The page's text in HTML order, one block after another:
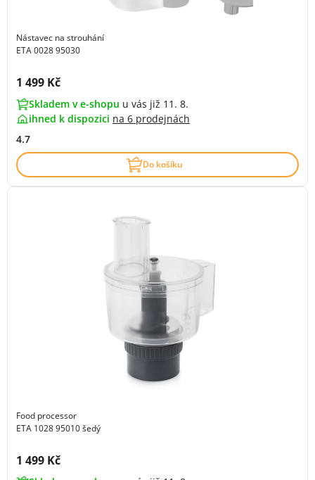
Nástavec na strouhání
ETA 0028 95030
Cena s DPH:
1 499 Kč
Skladem v e-shopu u vás již 11. 8.
ihned k dispozici na 6 prodejnách
4.7
Do košíku
Food processor
ETA 1028 95010 šedý
Cena s DPH:
1 499 Kč